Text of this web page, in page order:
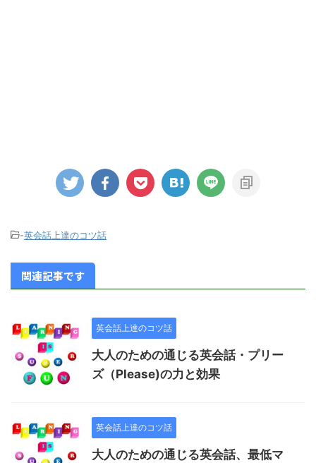
-英会話上達のコツ話
関連記事です
英会話上達のコツ話
大人のための通じる英会話・プリー
ズ（Please)の力と効果
英会話上達のコツ話
大人のための通じる英会話、最低マ